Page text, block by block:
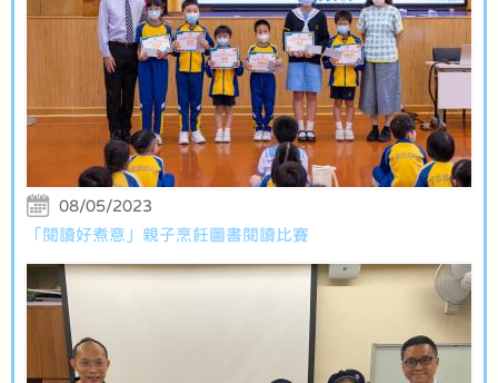
08/05/2023
「閱讀好煮意」親子烹飪圖書閱讀比賽